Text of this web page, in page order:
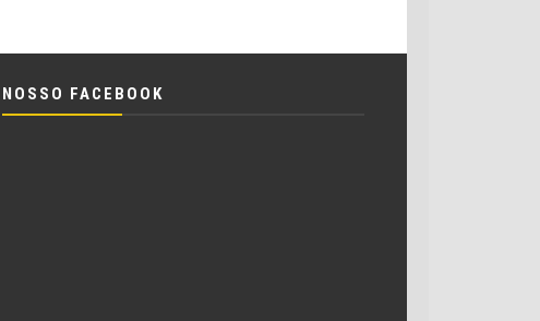
NOSSO FACEBOOK